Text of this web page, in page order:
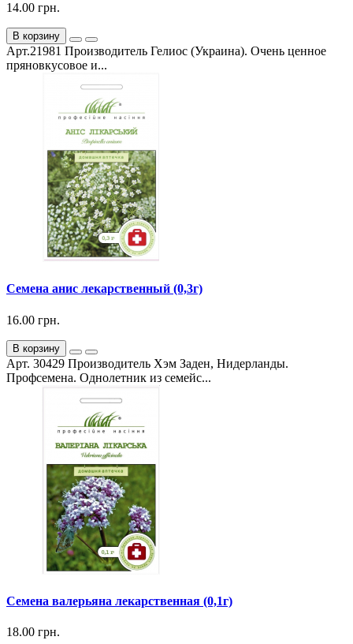
14.00 грн.
В корзину
Арт.21981 Производитель Гелиос (Украина). Очень ценное
пряновкусовое и...
Семена анис лекарственный (0,3г)
16.00 грн.
В корзину
Арт. 30429 Производитель Хэм Заден, Нидерланды.
Профсемена. Однолетник из семейс...
Семена валерьяна лекарственная (0,1г)
18.00 грн.